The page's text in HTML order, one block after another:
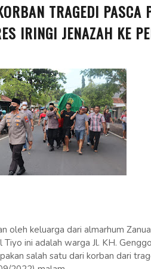
TRAGEDI PASCA
IRINGI JENAZAH KE
oleh keluarga dari almarhum
ini adalah warga Jl. KH.
salah satu dari korban dari